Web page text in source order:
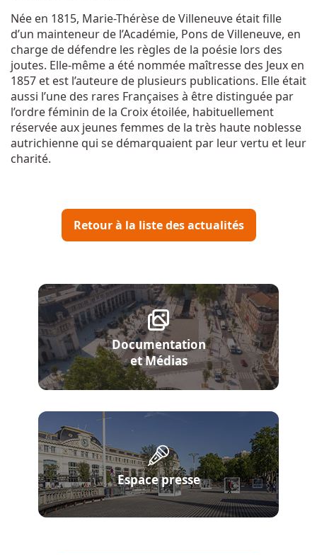
Née en 1815, Marie-Thérèse de Villeneuve était fille
d’un mainteneur de l’Académie, Pons de Villeneuve, en
charge de défendre les règles de la poésie lors des
joutes. Elle-même a été nommée maîtresse des Jeux en
1857 et est l’auteure de plusieurs publications. Elle était
aussi l’une des rares Françaises à être distinguée par
l’ordre féminin de la Croix étoilée, habituellement
réservée aux jeunes femmes de la très haute noblesse
autrichienne qui se démarquaient par leur vertu et leur
charité.
Retour à la liste des actualités
Documentation
et Médias
Espace presse